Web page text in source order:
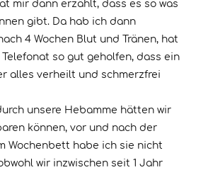
mir dann erzählt, dass es so was
gibt. Da hab ich dann
4 Wochen Blut und Tränen, hat
so gut geholfen, dass ein
alles verheilt und schmerzfrei
unsere Hebamme hätten wir
können, vor und nach der
Wochenbett habe ich sie nicht
wir inzwischen seit 1 Jahr